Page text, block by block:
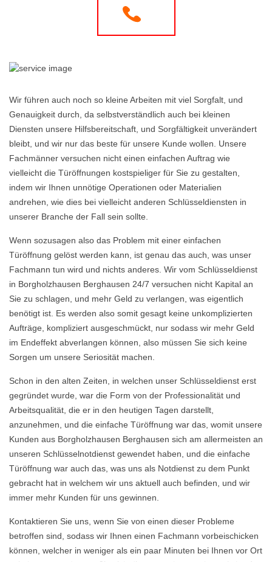
Wir führen auch noch so kleine Arbeiten mit viel Sorgfalt, und
Genauigkeit durch, da selbstverständlich auch bei kleinen
Diensten unsere Hilfsbereitschaft, und Sorgfältigkeit unverändert
bleibt, und wir nur das beste für unsere Kunde wollen. Unsere
Fachmänner versuchen nicht einen einfachen Auftrag wie
vielleicht die Türöffnungen kostspieliger für Sie zu gestalten,
indem wir Ihnen unnötige Operationen oder Materialien
andrehen, wie dies bei vielleicht anderen Schlüsseldiensten in
unserer Branche der Fall sein sollte.
Wenn sozusagen also das Problem mit einer einfachen
Türöffnung gelöst werden kann, ist genau das auch, was unser
Fachmann tun wird und nichts anderes. Wir vom Schlüsseldienst
in Borgholzhausen Berghausen 24/7 versuchen nicht Kapital an
Sie zu schlagen, und mehr Geld zu verlangen, was eigentlich
benötigt ist. Es werden also somit gesagt keine unkomplizierten
Aufträge, kompliziert ausgeschmückt, nur sodass wir mehr Geld
im Endeffekt abverlangen können, also müssen Sie sich keine
Sorgen um unsere Seriosität machen.
Schon in den alten Zeiten, in welchen unser Schlüsseldienst erst
gegründet wurde, war die Form von der Professionalität und
Arbeitsqualität, die er in den heutigen Tagen darstellt,
anzunehmen, und die einfache Türöffnung war das, womit unsere
Kunden aus Borgholzhausen Berghausen sich am allermeisten an
unseren Schlüsselnotdienst gewendet haben, und die einfache
Türöffnung war auch das, was uns als Notdienst zu dem Punkt
gebracht hat in welchem wir uns aktuell auch befinden, und wir
immer mehr Kunden für uns gewinnen.
Kontaktieren Sie uns, wenn Sie von einen dieser Probleme
betroffen sind, sodass wir Ihnen einen Fachmann vorbeischicken
können, welcher in weniger als ein paar Minuten bei Ihnen vor Ort